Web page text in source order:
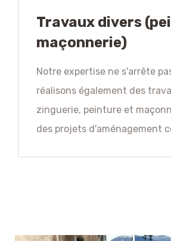
Travaux divers
maçonnerie)
Notre expertise ne s'arrête
réalisons également des
zinguerie, peinture et
des projets d'aménagement